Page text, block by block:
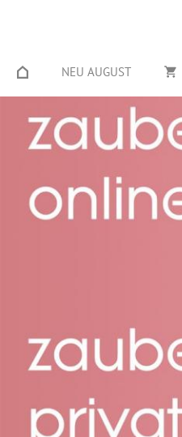
NEU AUGUST